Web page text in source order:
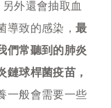
外還會抽取血
導致的感染，最
們常聽到的肺炎
球桿菌疫苗，
一般會需要一些